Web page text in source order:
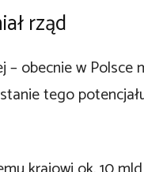
rząd
– obecnie w
tego